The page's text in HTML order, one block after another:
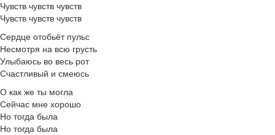
Чувств чувств чувств
Чувств чувств чувств
Сердце отобьёт пульс
Несмотря на всю грусть
Улыбаюсь во весь рот
Счастливый и смеюсь
О как же ты могла
Сейчас мне хорошо
Но тогда была
Но тогда была